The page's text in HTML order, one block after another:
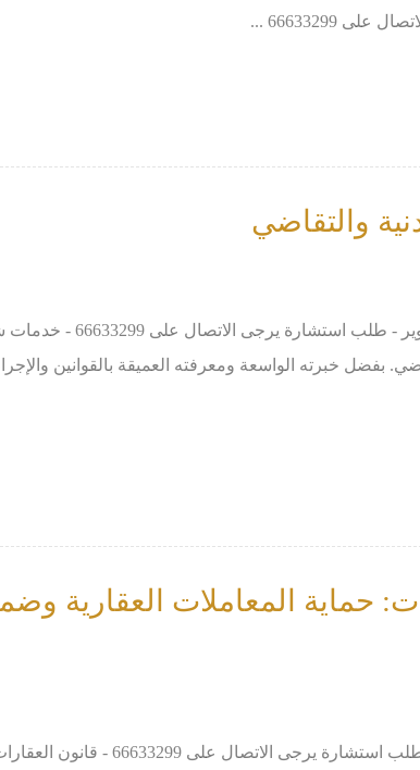
66633299 ...
والتقاضي
يقدم المحامي خالد الزوير
بفضل خبرته الواسعة ومعرفته العميقة بالقوانين
حماية المعاملات العقارية
المحامي خالد الزوير - طلب استشارة